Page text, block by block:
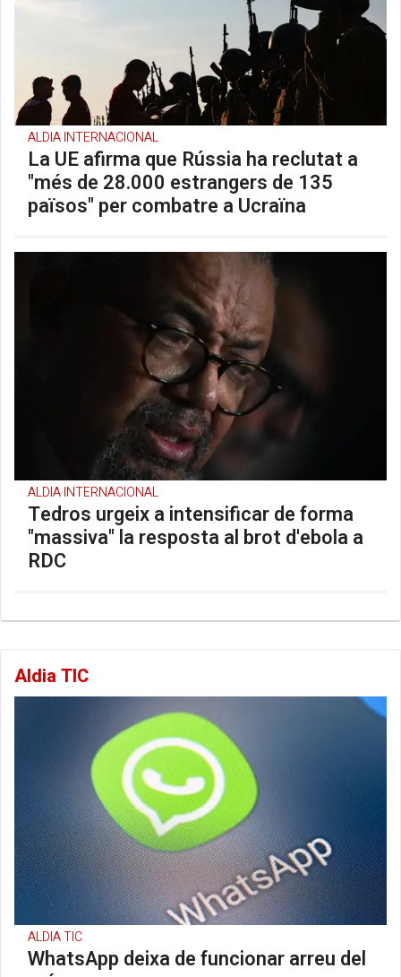
ALDIA INTERNACIONAL
La UE afirma que Rússia ha reclutat a
"més de 28.000 estrangers de 135
països" per combatre a Ucraïna
ALDIA INTERNACIONAL
Tedros urgeix a intensificar de forma
"massiva" la resposta al brot d'ebola a
RDC
Aldia TIC
ALDIA TIC
WhatsApp deixa de funcionar arreu del